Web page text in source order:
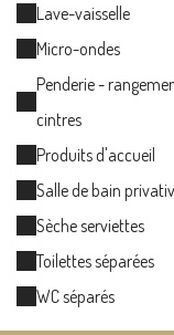
Lave-vaisselle
Micro-ondes
Penderie -
cintres
Produits d'accueil
Salle de bain
Sèche serviettes
Toilettes séparées
WC séparés